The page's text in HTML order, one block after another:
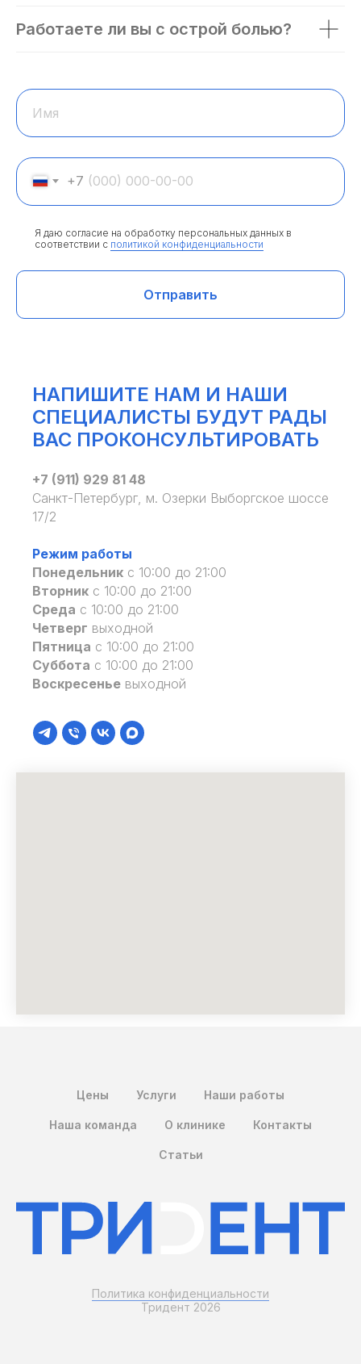
Работаете ли вы с острой болью?
Имя
+7
Я даю согласие на обработку персональных данных в
соответствии с политикой конфиденциальности
Отправить
НАПИШИТЕ НАМ И НАШИ
СПЕЦИАЛИСТЫ БУДУТ РАДЫ
ВАС ПРОКОНСУЛЬТИРОВАТЬ
+7 (911) 929 81 48
Санкт-Петербург, м. Озерки Выборгское шоссе
17/2
Режим работы
Понедельник с 10:00 до 21:00
Вторник с 10:00 до 21:00
Среда с 10:00 до 21:00
Четверг выходной
Пятница с 10:00 до 21:00
Суббота с 10:00 до 21:00
Воскресенье выходной
Цены Услуги Наши работы
Наша команда О клинике Контакты
Статьи
Политика конфиденциальности
Тридент 2026